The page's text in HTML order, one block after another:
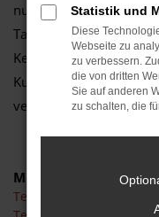
nur Tesla Neuwagen,
Tageszulassung sowie
Kennzeichnend für das
Kundschaft. Wir sind
vertrauensvoll und
Modelle
Tesla Model 3
Statistik und
Diese
Webseite zu
zu verbessern.
die von dritten
Sie auf anderen
zu schalten, die